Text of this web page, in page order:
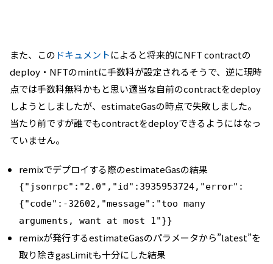
また、この ドキュメントによると将来的にNFT contractの
deploy・NFTのmintに手数料が設定されるそうで、逆に現時
点では手数料無料かもと思い適当な自前のcontractをdeploy
しようとしましたが、estimateGasの時点で失敗しました。
当たり前ですが誰でもcontractをdeployできるようにはなっ
ていません。
remixでデプロイする際のestimateGasの結果
{"jsonrpc":"2.0","id":3935953724,"error":
{"code":-32602,"message":"too many
arguments, want at most 1"}}
remixが発行するestimateGasのパラメータから”latest”を
取り除きgasLimitも十分にした結果